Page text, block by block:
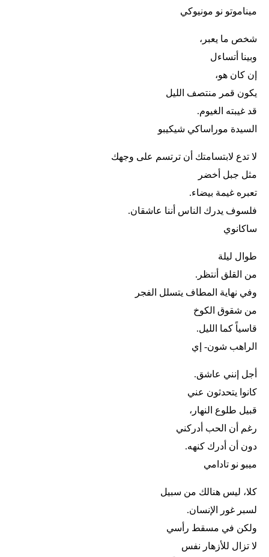
ميناموتو نو مونيوكي
شخص ما يعبر،
وبينا أتساءل
إن كان هو،
يكون قمر منتصف الليل
قد غيبته الغيوم.
السيدة موراساكي شيكيبو
لا تدع لابتسامتك أن ترتسم على وجهك
مثل جبل أخضر
تعبره غيمة بيضاء.
فلسوف يدرك الناس أننا عاشقان.
ساكانوي
طوال ليلة
من القلق أنتظر.
وفي نهاية المطاف يتسلل الفجر
من شقوق الكوخ
قاسياً كما الليل.
الراهب شون- إي
أجل إنني عاشق.
كانوا يتحدثون عني
قبيل طلوع النهار،
رغم أن الحب أدركني
دون أن أدرك كنهه.
ميبو نو تادامي
كلا، ليس هنالك من سبيل
لسبر غور الإنسان.
ولكن في مسقط رأسي
لا تزال للأزهار نفس